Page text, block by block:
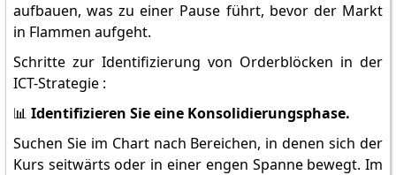
aufbauen, was zu einer Pause führt, bevor der Markt
in Flammen aufgeht.
Schritte zur Identifizierung von Orderblöcken in der
ICT-Strategie :
📊 Identifizieren Sie eine Konsolidierungsphase.
Suchen Sie im Chart nach Bereichen, in denen sich der
Kurs seitwärts oder in einer engen Spanne bewegt. Im